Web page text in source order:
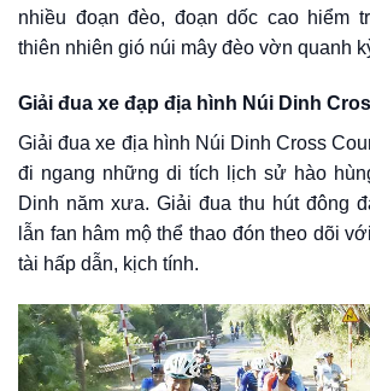
nhiều đoạn đèo, đoạn dốc cao hiểm
thiên nhiên gió núi mây đèo vờn quanh
Giải đua xe đạp địa hình Núi Dinh
Giải đua xe địa hình Núi Dinh Cross
đi ngang những di tích lịch sử hào
Dinh năm xưa. Giải đua thu hút đông
lẫn fan hâm mộ thể thao đón theo dõi
tài hấp dẫn, kịch tính.